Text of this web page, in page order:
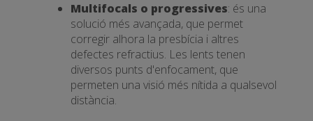
Multifocals o progressives: és una
solució més avançada, que permet
corregir alhora la presbícia i altres
defectes refractius. Les lents tenen
diversos punts d'enfocament, que
permeten una visió més nítida a qualsevol
distància.